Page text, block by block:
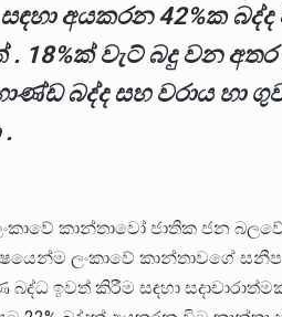
අයකරන 42%ක බද්ද
වැට් බදු වන අතර
බද්ද සහ වරාය හා
කාන්තාවෝ ජාතික ජන
ලංකාවේ කාන්තාවගේ
ඉවත් කිරීම සඳහා